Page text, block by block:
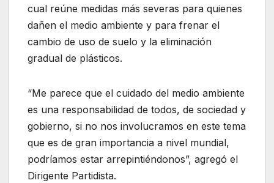
cual reúne medidas más severas para quienes
dañen el medio ambiente y para frenar el
cambio de uso de suelo y la eliminación
gradual de plásticos.
“Me parece que el cuidado del medio ambiente
es una responsabilidad de todos, de sociedad y
gobierno, si no nos involucramos en este tema
que es de gran importancia a nivel mundial,
podríamos estar arrepintiéndonos”, agregó el
Dirigente Partidista.